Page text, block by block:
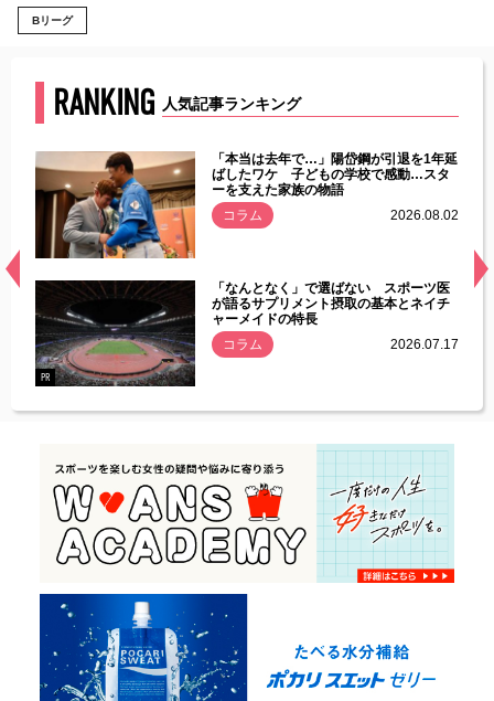
Bリーグ
RANKING 人気記事ランキング
常
「本当は去年で…」陽岱鋼が引退を1年延
ばしたワケ 子どもの学校で感動…スタ
ーを支えた家族の物語
コラム
2026.08.02
PR
「なんとなく」で選ばない スポーツ医
が語るサプリメント摂取の基本とネイチ
ャーメイドの特長
コラム
2026.07.17